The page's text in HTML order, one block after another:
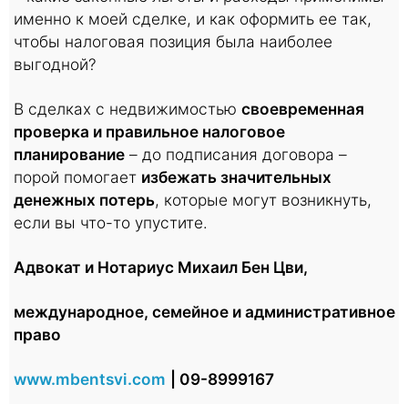
именно к моей сделке, и как оформить ее так,
чтобы налоговая позиция была наиболее
выгодной?
В сделках с недвижимостью своевременная
проверка и правильное налоговое
планирование – до подписания договора –
порой помогает избежать значительных
денежных потерь, которые могут возникнуть,
если вы что-то упустите.
Адвокат и Нотариус Михаил Бен Цви,
международное, семейное и административное
право
www.mbentsvi.com | 09-8999167